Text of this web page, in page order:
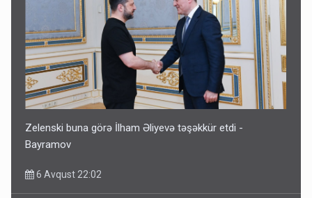
Zelenski buna görə İlham Əliyevə təşəkkür etdi -
Bayramov
6 Avqust 22:02